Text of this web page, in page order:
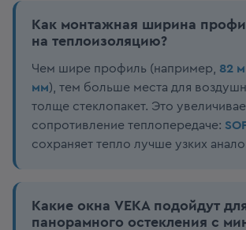
Как монтажная ширина
на теплоизоляцию?
Чем шире профиль (например, 82
мм), тем больше места для
толще стеклопакет. Это
сопротивление теплопередаче:
сохраняет тепло лучше узких
Какие окна VEKA подойдут
панорамного остекления с